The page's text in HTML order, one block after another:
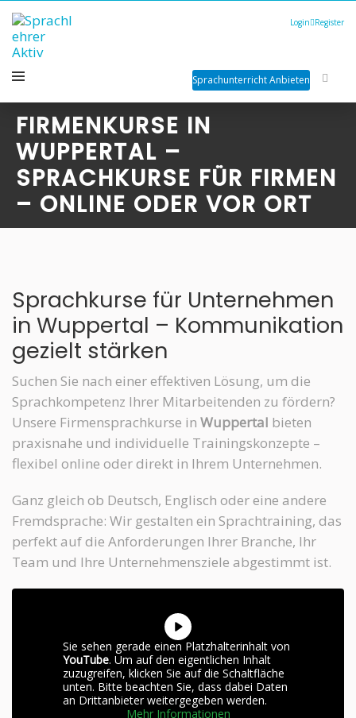
Login Register
Sprachunterricht Anbieten
FIRMENKURSE IN
WUPPERTAL –
SPRACHKURSE FÜR FIRMEN
– ONLINE ODER VOR ORT
Sprachkurse für Unternehmen
in Wuppertal – Kommunikation
gezielt stärken
Suchen Sie nach einer effektiven Lösung, um die
Sprachkompetenz Ihrer Mitarbeitenden zu fördern?
Unsere Firmensprachkurse in Wuppertal bieten
praxisnahe und individuelle Trainingskonzepte –
flexibel online oder direkt in Ihrem Unternehmen.
Ganz gleich ob Deutsch, Englisch oder eine andere
Fremdsprache: Wir gestalten ein Sprachtraining, das
perfekt auf die Anforderungen Ihrer Branche, Ihr
Team und Ihre Unternehmensziele abgestimmt ist.
Sie sehen gerade einen Platzhalterinhalt von
YouTube. Um auf den eigentlichen Inhalt
zuzugreifen, klicken Sie auf die Schaltfläche
unten. Bitte beachten Sie, dass dabei Daten
an Drittanbieter weitergegeben werden.
Mehr Informationen